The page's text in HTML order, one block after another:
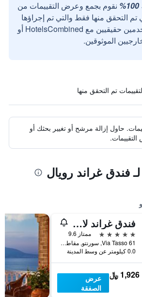
نقوم بجمع وعرض التقييمات من
تم التحقق منها فقط والتي تم إجراؤها
بواسطة مستخدمين حقيقيين مع HotelsCombined أو
الموثوقين.
حاول إزالة مرشح أو تغيير بحثك أو
فندق غراند رويال
فندق غراند لا فافوريتا
5 نجوم
ممتاز 9.6
Via Tasso 61, سورنتو, مقاطعة نابولي, إيطاليا
0.0 كيلومتر عن وسط المدينة
1,926 ﷼
عرض
الصفقة